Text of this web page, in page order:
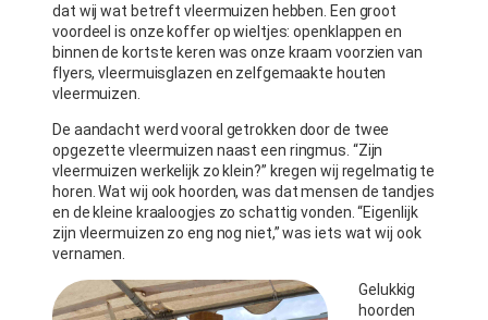
dat wij wat betreft vleermuizen hebben. Een groot
voordeel is onze koffer op wieltjes: openklappen en
binnen de kortste keren was onze kraam voorzien van
flyers, vleermuisglazen en zelfgemaakte houten
vleermuizen.
De aandacht werd vooral getrokken door de twee
opgezette vleermuizen naast een ringmus. “Zijn
vleermuizen werkelijk zo klein?” kregen wij regelmatig te
horen. Wat wij ook hoorden, was dat mensen de tandjes
en de kleine kraaloogjes zo schattig vonden. “Eigenlijk
zijn vleermuizen zo eng nog niet,” was iets wat wij ook
vernamen.
Gelukkig
hoorden